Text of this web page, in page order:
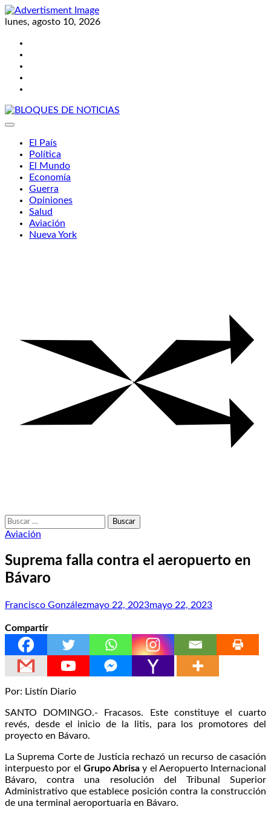
Skip
tolunes, agosto 10, 2026
El País
Política
El Mundo
Economía
Guerra
Opiniones
Salud
Aviación
Nueva York
Buscar:
Aviación
Suprema falla contra el aeropuerto en
Bávaro
Francisco Gonzálezmayo 22, 2023mayo 22, 2023
Compartir
Por: Listín Diario
SANTO DOMINGO.- Fracasos. Este constituye el cuarto
revés, desde el inicio de la litis, para los promotores del
proyecto en Bávaro.
La Suprema Corte de Justicia rechazó un recurso de casación
interpuesto por el Grupo Abrisa y el Aeropuerto Internacional
Bávaro, contra una resolución del Tribunal Superior
Administrativo que establece posición contra la construcción
de una terminal aeroportuaria en Bávaro.